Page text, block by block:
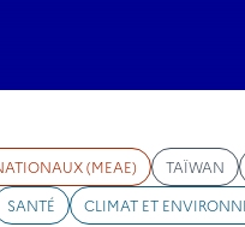
(MEAE) TAÏWAN
SANTÉ CLIMAT ET